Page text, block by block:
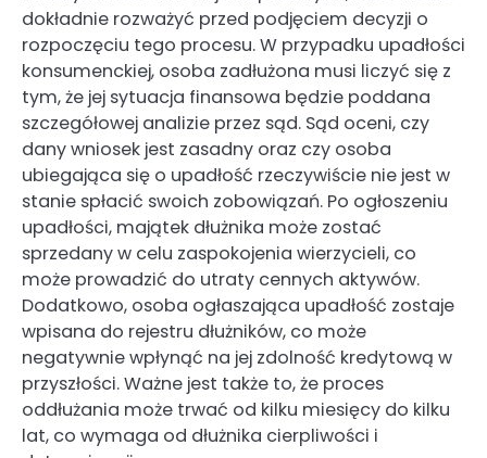
dokładnie rozważyć przed podjęciem decyzji o
rozpoczęciu tego procesu. W przypadku upadłości
konsumenckiej, osoba zadłużona musi liczyć się z
tym, że jej sytuacja finansowa będzie poddana
szczegółowej analizie przez sąd. Sąd oceni, czy
dany wniosek jest zasadny oraz czy osoba
ubiegająca się o upadłość rzeczywiście nie jest w
stanie spłacić swoich zobowiązań. Po ogłoszeniu
upadłości, majątek dłużnika może zostać
sprzedany w celu zaspokojenia wierzycieli, co
może prowadzić do utraty cennych aktywów.
Dodatkowo, osoba ogłaszająca upadłość zostaje
wpisana do rejestru dłużników, co może
negatywnie wpłynąć na jej zdolność kredytową w
przyszłości. Ważne jest także to, że proces
oddłużania może trwać od kilku miesięcy do kilku
lat, co wymaga od dłużnika cierpliwości i